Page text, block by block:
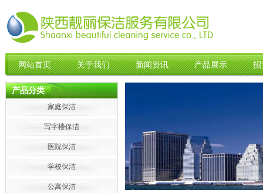
网站首页 关于我们 新闻资讯 产品展示 招
产品分类
家庭保洁
写字楼保洁
医院保洁
学校保洁
公寓保洁